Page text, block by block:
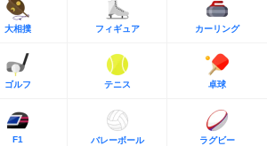
大相撲 フィギュア カーリング
ゴルフ テニス 卓球
F1 バレーボール ラグビー